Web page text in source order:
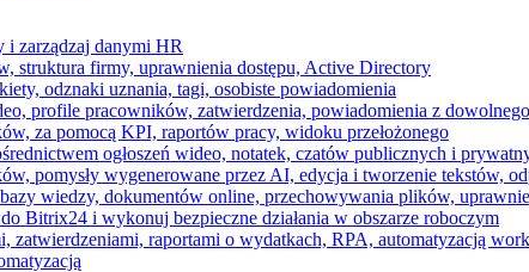
zarządzaj danymi HR
struktura firmy, uprawnienia dostępu, Active Directory
odznaki uznania, tagi, osobiste powiadomienia
profile pracowników, zatwierdzenia, powiadomienia z
za pomocą KPI, raportów pracy, widoku przełożonego
ogłoszeń wideo, notatek, czatów publicznych i
pomysły wygenerowane przez AI, edycja i tworzenie tekstów,
wiedzy, dokumentów online, przechowywania plików,
Bitrix24 i wykonuj bezpieczne działania w obszarze roboczym
zatwierdzeniami, raportami o wydatkach, RPA, automatyzacją